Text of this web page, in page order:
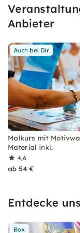
jedermann, ob
Anbieter
Auch bei Dir
Malkurs mit
Material inkl.
4,6
ab 54 €
Entdecke
Box